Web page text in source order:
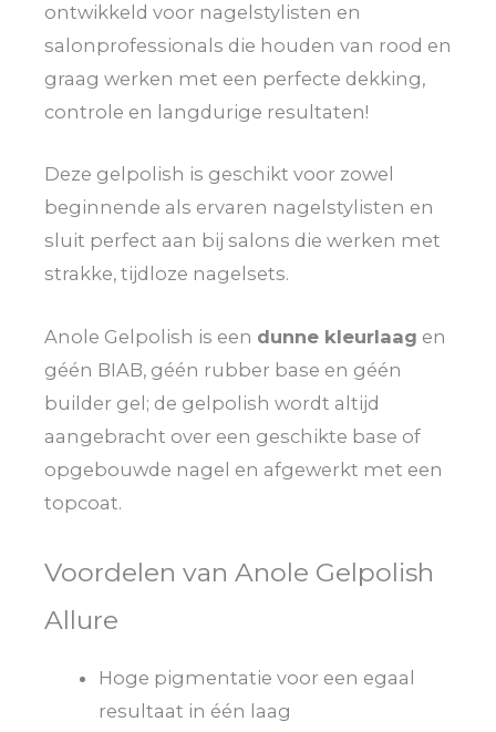
ontwikkeld voor nagelstylisten en
salonprofessionals die houden van rood en
graag werken met een perfecte dekking,
controle en langdurige resultaten!
Deze gelpolish is geschikt voor zowel
beginnende als ervaren nagelstylisten en
sluit perfect aan bij salons die werken met
strakke, tijdloze nagelsets.
Anole Gelpolish is een dunne kleurlaag en
géén BIAB, géén rubber base en géén
builder gel; de gelpolish wordt altijd
aangebracht over een geschikte base of
opgebouwde nagel en afgewerkt met een
topcoat.
Voordelen van Anole Gelpolish
Allure
Hoge pigmentatie voor een egaal
resultaat in één laag